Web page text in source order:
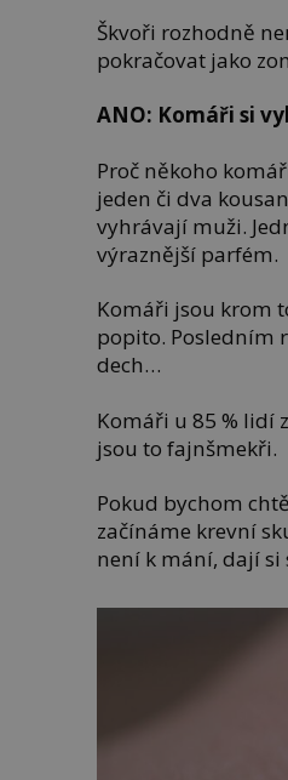
Škvoři rozhodně
pokračovat jako
ANO: Komáři si
Proč někoho
jeden či dva
vyhrávají muži.
výraznější parfém.
Komáři jsou krom
popito. Posledním
dech…
Komáři u 85 % lidí
jsou to fajnšmekři.
Pokud bychom
začínáme krevní
není k mání, dají si